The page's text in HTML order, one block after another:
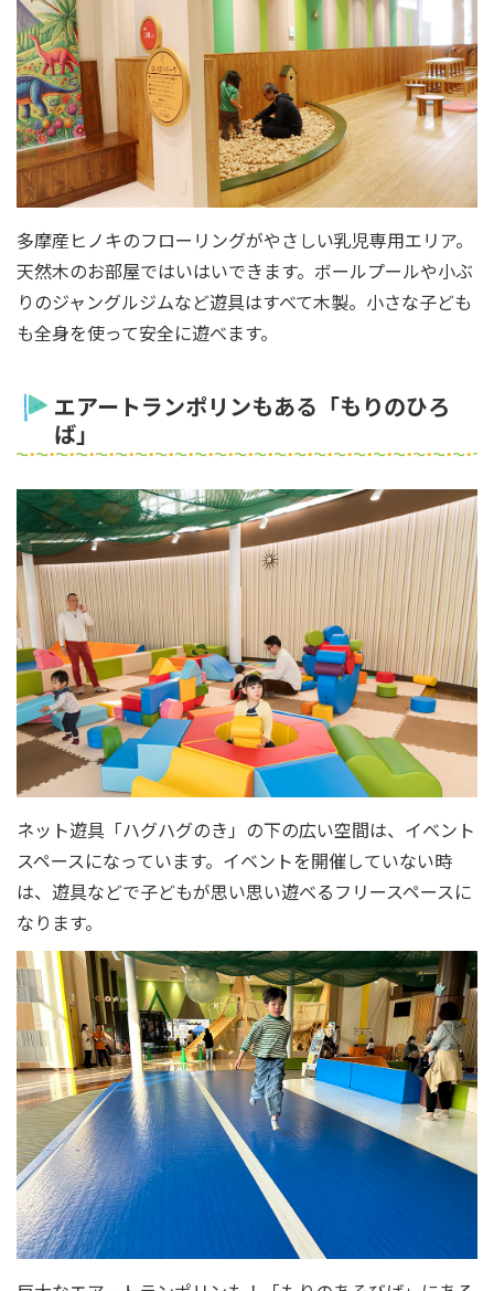
多摩産ヒノキのフローリングがやさしい乳児専用エリア。
天然木のお部屋ではいはいできます。ボールプールや小ぶ
りのジャングルジムなど遊具はすべて木製。小さな子ども
も全身を使って安全に遊べます。
エアートランポリンもある「もりのひろ
ば」
ネット遊具「ハグハグのき」の下の広い空間は、イベント
スペースになっています。イベントを開催していない時
は、遊具などで子どもが思い思い遊べるフリースペースに
なります。